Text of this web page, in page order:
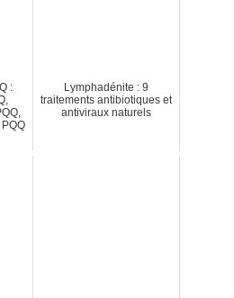
:
Lymphadénite : 9
traitements antibiotiques et
antiviraux naturels